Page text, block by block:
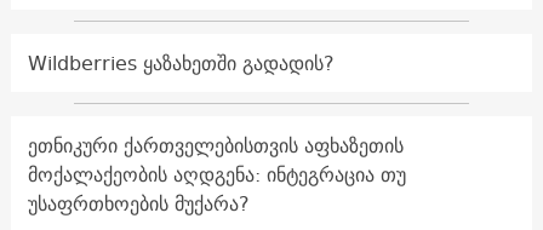
Wildberries ყაზახეთში გადადის?
ეთნიკური ქართველებისთვის აფხაზეთის
მოქალაქეობის აღდგენა: ინტეგრაცია თუ
უსაფრთხოების მუქარა?